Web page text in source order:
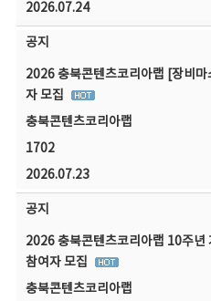
2026.07.24
공지
2026 충북콘텐츠코리아랩 [장비
자 모집
충북콘텐츠코리아랩
1702
2026.07.23
공지
2026 충북콘텐츠코리아랩 10주
참여자 모집
충북콘텐츠코리아랩